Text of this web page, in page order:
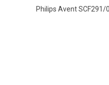
Philips Avent SCF291/